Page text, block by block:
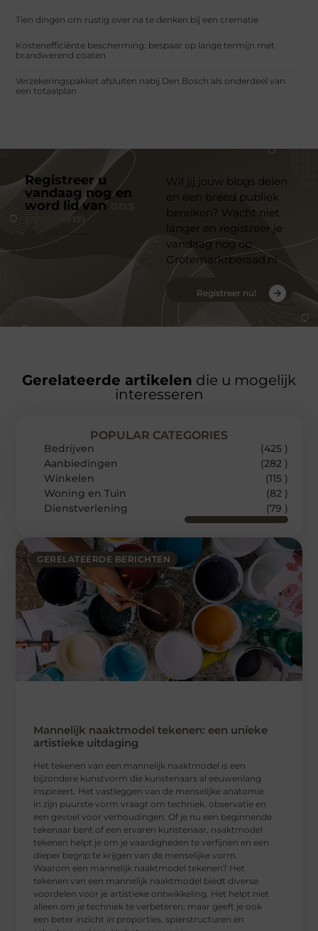
Tien dingen om rustig over na te denken bij een crematie
Kostenefficiënte bescherming: bespaar op lange termijn met
brandwerend coaten
Verzekeringspakket afsluiten nabij Den Bosch als onderdeel van
een totaalplan
Registreer u
vandaag nog en
word lid van
platform
Wil jij jouw blogs delen
en een breed publiek
bereiken? Wacht niet
langer en registreer je
vandaag nog op
Grotemarktberaad.nl
Registreer nu!
Gerelateerde artikelen die u mogelijk
interesseren
GERELATEERDE BERICHTEN
Mannelijk naaktmodel tekenen: een unieke
artistieke uitdaging
Het tekenen van een mannelijk naaktmodel is een
bijzondere kunstvorm die kunstenaars al eeuwenlang
inspireert. Het vastleggen van de menselijke anatomie
in zijn puurste vorm vraagt om techniek, observatie en
een gevoel voor verhoudingen. Of je nu een beginnende
tekenaar bent of een ervaren kunstenaar, naaktmodel
tekenen helpt je om je vaardigheden te verfijnen en een
dieper begrip te krijgen van de menselijke vorm.
Waarom een mannelijk naaktmodel tekenen? Het
tekenen van een mannelijk naaktmodel biedt diverse
voordelen voor je artistieke ontwikkeling. Het helpt niet
alleen om je techniek te verbeteren, maar geeft je ook
een beter inzicht in proporties, spierstructuren en
POPULAR CATEGORIES
Bedrijven
(425 )
Aanbiedingen
(282 )
Winkelen
(115 )
Woning en Tuin
(82 )
Dienstverlening
(79 )